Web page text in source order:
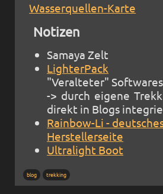
Wasserquellen-Karte
Notizen
Samaya Zelt
LighterPack
"Veralteter"
-> durch eigene
direkt in Blogs
Rainbow-Li -
Herstellerseite
Ultralight Boot
blog trekking